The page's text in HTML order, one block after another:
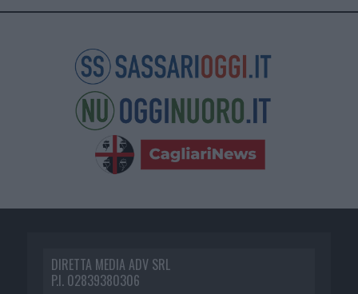
DIRETTA MEDIA ADV SRL
P.I. 02839380306